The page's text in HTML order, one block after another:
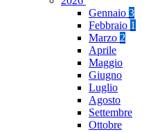
Gennaio 3
Febbraio 1
Marzo 2
Aprile
Maggio
Giugno
Luglio
Agosto
Settembre
Ottobre